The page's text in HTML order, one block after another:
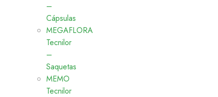
–
Cápsulas
MEGAFLORA
Tecnilor
–
Saquetas
MEMO
Tecnilor